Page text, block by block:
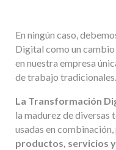
En ningún caso,
Digital como un
en nuestra empresa
de trabajo tradicionales.
La Transformación
la madurez de diversas
usadas en
productos, servicios